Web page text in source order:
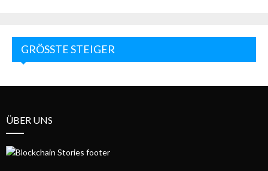
GRÖSSTE STEIGER
ÜBER UNS